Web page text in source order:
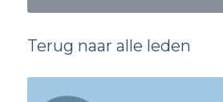
Terug naar alle leden